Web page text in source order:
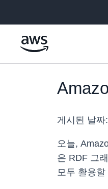
게시된 날짜:
오늘,
은 RDF 그
모두 활용